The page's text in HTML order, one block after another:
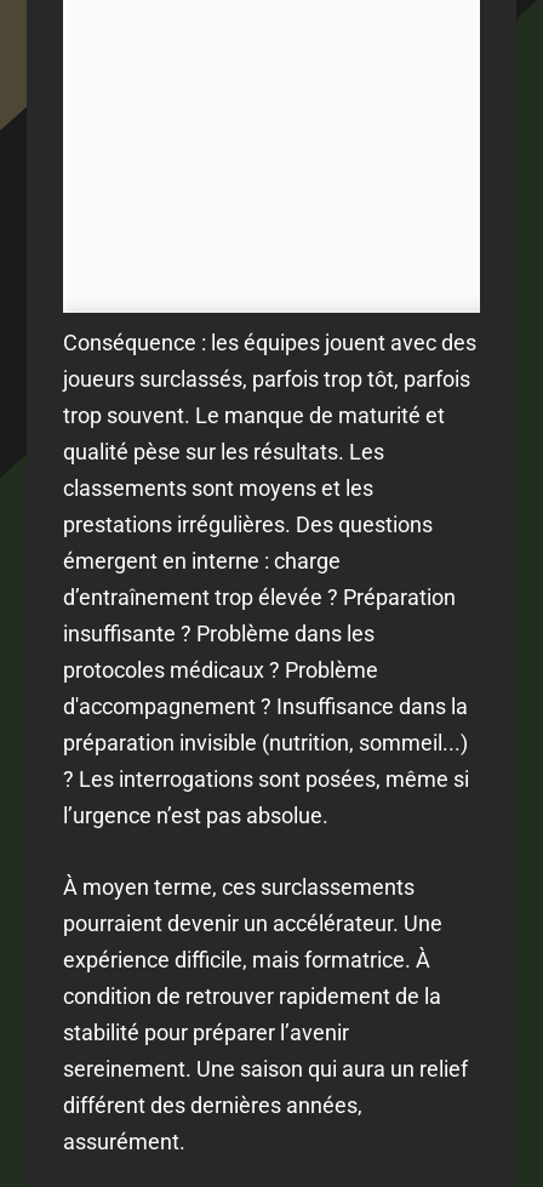
Conséquence : les équipes jouent avec des
joueurs surclassés, parfois trop tôt, parfois
trop souvent. Le manque de maturité et
qualité pèse sur les résultats. Les
classements sont moyens et les
prestations irrégulières. Des questions
émergent en interne : charge
d’entraînement trop élevée ? Préparation
insuffisante ? Problème dans les
protocoles médicaux ? Problème
d'accompagnement ? Insuffisance dans la
préparation invisible (nutrition, sommeil...)
? Les interrogations sont posées, même si
l’urgence n’est pas absolue.
À moyen terme, ces surclassements
pourraient devenir un accélérateur. Une
expérience difficile, mais formatrice. À
condition de retrouver rapidement de la
stabilité pour préparer l’avenir
sereinement. Une saison qui aura un relief
différent des dernières années,
assurément.